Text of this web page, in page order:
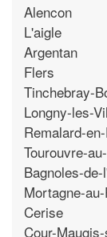
Alencon
L'aigle
Argentan
Flers
Tinchebray-
Longny-les-
Remalard-
Tourouvre-
Bagnoles-
Mortagne-
Cerise
Cour-